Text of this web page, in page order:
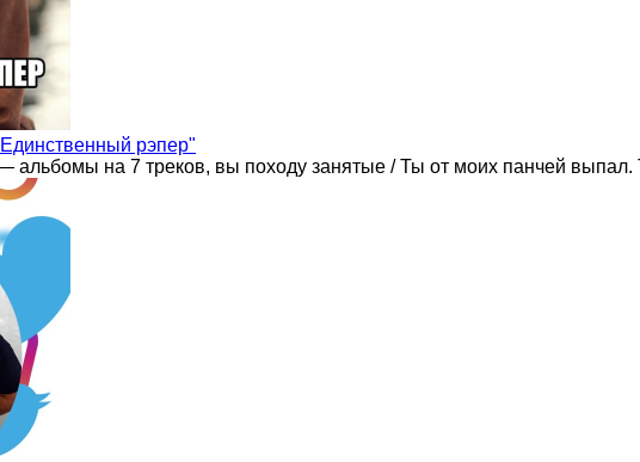
рэпер"
альбомы на 7 треков, вы походу занятые / Ты от моих панчей